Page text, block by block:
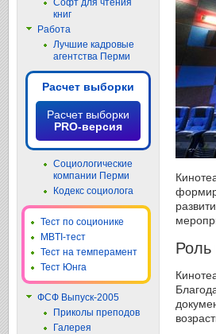
Роль
Софт для чтения
книг
Работа
Лучшие кадровые
агентства Перми
Расчет выборки
Расчет выборки
PRO-версия
Социологические
компании Перми
Кодекс социолога
Тест по соционике
MBTI-тест
Тест на темперамент
Тест Юнга
ФСФ Выпуск-2005
Приколы преподов
Галерея